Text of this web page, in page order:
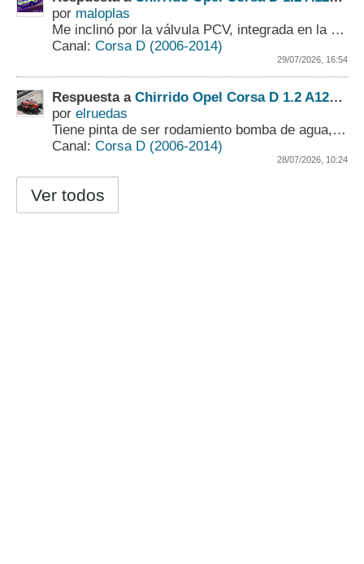
por maloplas
Me inclinó por la válvula PCV, integrada en la tapa de balancines. La succión de aire dentro del motor puede que sea lo que está provocando ese sonido....
Canal: Corsa D (2006-2014)
29/07/2026, 16:54
Respuesta a Chirrido Opel Corsa D 1.2 A12XER
por elruedas
Tiene pinta de ser rodamiento bomba de agua, o alternador.
Canal: Corsa D (2006-2014)
28/07/2026, 10:24
Ver todos